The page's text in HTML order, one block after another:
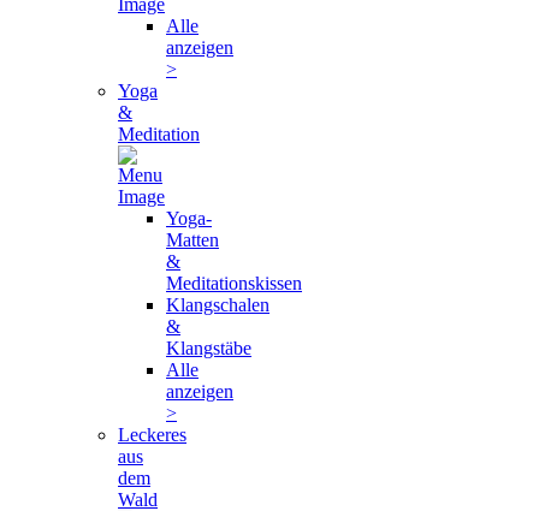
Alle
anzeigen
>
Yoga
&
Meditation
Yoga-
Matten
&
Meditationskissen
Klangschalen
&
Klangstäbe
Alle
anzeigen
>
Leckeres
aus
dem
Wald